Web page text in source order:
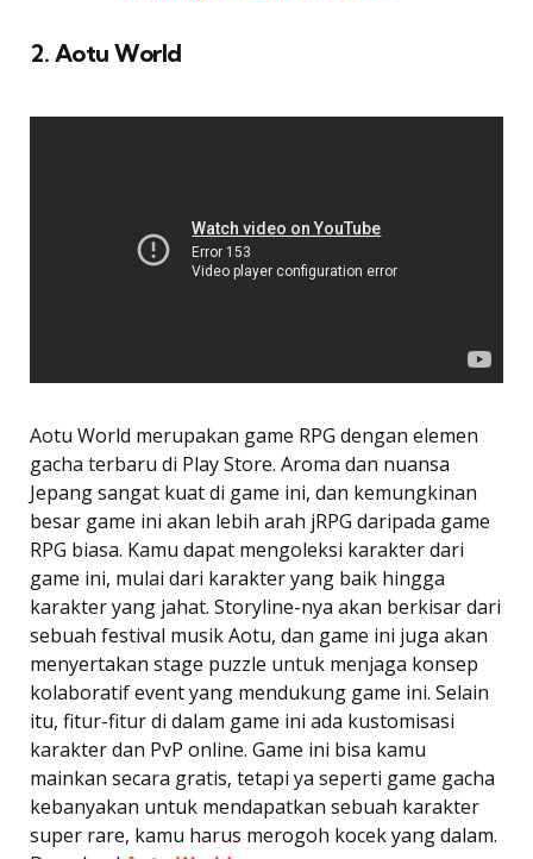
2. Aotu World
Aotu World merupakan game RPG dengan elemen
gacha terbaru di Play Store. Aroma dan nuansa
Jepang sangat kuat di game ini, dan kemungkinan
besar game ini akan lebih arah jRPG daripada game
RPG biasa. Kamu dapat mengoleksi karakter dari
game ini, mulai dari karakter yang baik hingga
karakter yang jahat. Storyline-nya akan berkisar dari
sebuah festival musik Aotu, dan game ini juga akan
menyertakan stage puzzle untuk menjaga konsep
kolaboratif event yang mendukung game ini. Selain
itu, fitur-fitur di dalam game ini ada kustomisasi
karakter dan PvP online. Game ini bisa kamu
mainkan secara gratis, tetapi ya seperti game gacha
kebanyakan untuk mendapatkan sebuah karakter
super rare, kamu harus merogoh kocek yang dalam.